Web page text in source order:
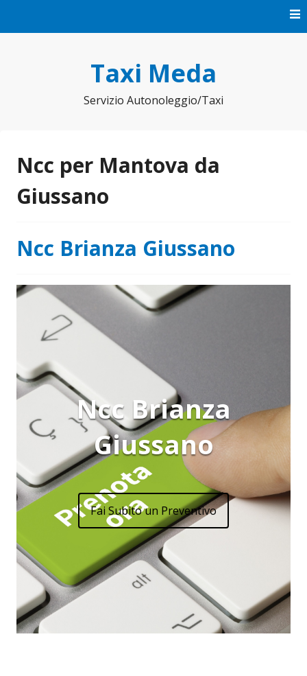
Taxi Meda
Servizio Autonoleggio/Taxi
Ncc per Mantova da
Giussano
Ncc Brianza Giussano
Ncc Brianza
Giussano
Fai Subito un Preventivo